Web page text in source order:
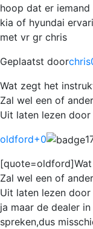
hoop dat er iemand
kia of hyundai
met vr gr chris
Geplaatst door
Wat zegt het
Zal wel een of
Uit laten lezen door
oldford+0
Zal wel een of
Uit laten lezen
ja maar de dealer
spreken,dus